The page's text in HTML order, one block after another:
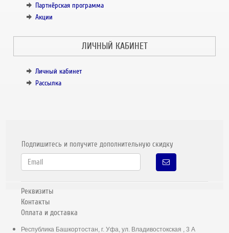
Партнёрская программа
Акции
ЛИЧНЫЙ КАБИНЕТ
Личный кабинет
Рассылка
Подпишитесь и получите дополнительную скидку
Реквизиты
Контакты
Оплата и доставка
Республика Башкортостан, г. Уфа, ул. Владивостокская , 3 А